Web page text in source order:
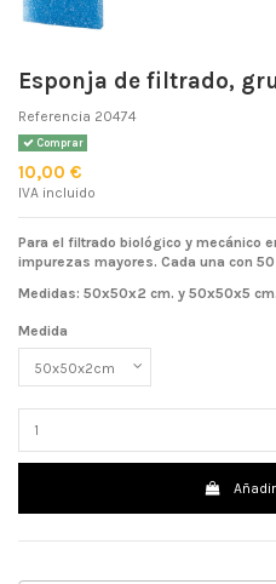
Esponja de filtrado,
Referencia 20474
Comprar
10,00 €
IVA incluido
Para el filtrado biológico y mecánico
impurezas mayores. Cada una con
Medidas: 50x50x2 cm. y 50x50x5 cm.
Medida